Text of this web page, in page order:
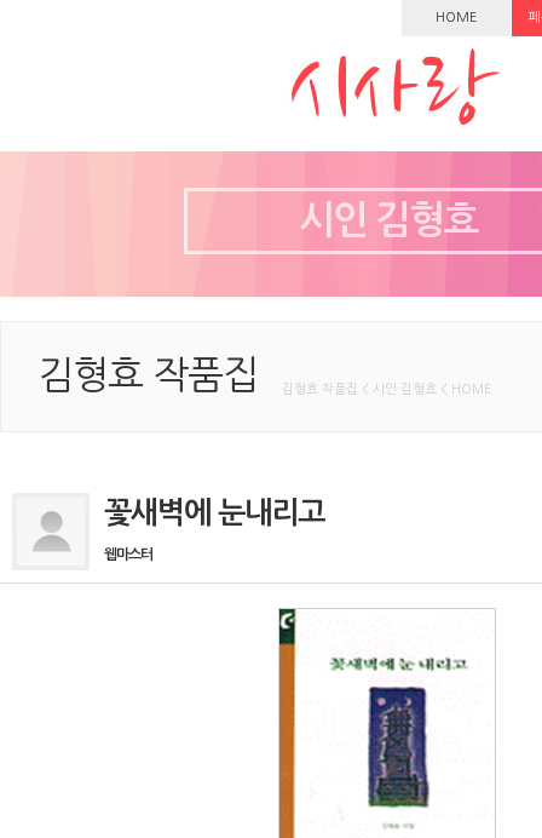
HOME
시인 김형효
김형효 작품집 김형효 작품집 < 시인 김형효 < HOME
꽃새벽에 눈내리고
웹마스터